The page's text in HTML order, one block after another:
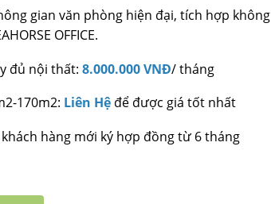
gian văn phòng hiện đại, tích hợp không
OFFICE.
đủ nội thất: 8.000.000 VNĐ/ tháng
170m2: Liên Hệ để được giá tốt nhất
hàng mới ký hợp đồng từ 6 tháng